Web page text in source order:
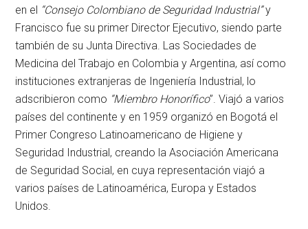
en el “Consejo Colombiano de Seguridad Industrial”y
Francisco fue su primer Director Ejecutivo, siendo parte
también de su Junta Directiva. Las Sociedades de
Medicina del Trabajo en Colombia y Argentina, así como
instituciones extranjeras de Ingeniería Industrial, lo
adscribieron como “Miembro Honorífico”. Viajó a varios
países del continente y en 1959 organizó en Bogotá el
Primer Congreso Latinoamericano de Higiene y
Seguridad Industrial, creando la Asociación Americana
de Seguridad Social, en cuya representación viajó a
varios países de Latinoamérica, Europa y Estados
Unidos.